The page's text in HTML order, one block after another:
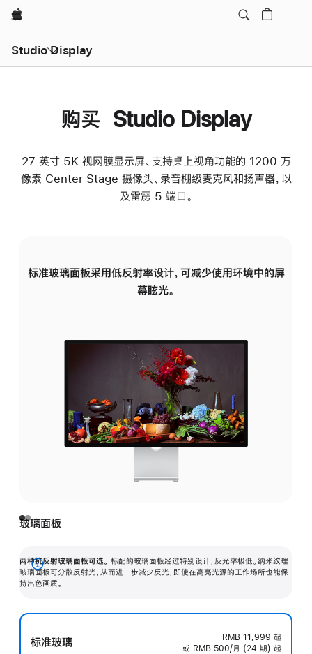
Apple
Studio Display
购买 Studio Display
27 英寸 5K 视网膜显示屏、支持桌上视角功能的 1200 万
像素 Center Stage 摄像头、录音棚级麦克风和扬声器，以
及雷雳 5 端口。
标准玻璃面板采用低反射率设计，可减少使用环境中的屏
幕眩光。
玻璃面板
两种抗反射玻璃面板可选。 标配的玻璃面板经过特别设计，反光率极低。纳米纹理
玻璃面板可分散反射光，从而进一步减少反光，即使在高亮光源的工作场所也能保
持出色画质。
展
开
标准玻璃 RMB 11,999 起
或 RMB 500/月 (24 期) 起